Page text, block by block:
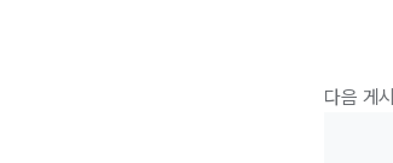
다음 게